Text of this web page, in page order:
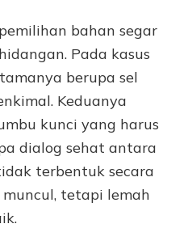
bahan segar
Pada kasus
berupa sel
Keduanya
kunci yang harus
dialog sehat antara
terbentuk secara
tetapi lemah